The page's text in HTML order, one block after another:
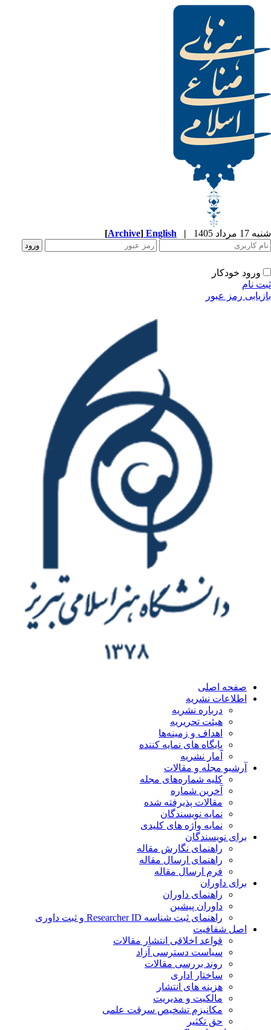
|
English
[ Archive
عبور
اصلی
نشریه
درباره نشریه
هیئت تحریریه
اهداف و زمینه‌ها
پایگاه های نمایه کننده
آمار نشریه
مجله و مقالات
کلیه شماره‌های مجله
آخرین شماره
مقالات پذیرفته شده
نمایه نویسندگان
نمایه واژه های کلیدی
نویسندگان
راهنمای نگارش مقاله
راهنمای ارسال مقاله
فرم ارسال مقاله
داوران
راهنمای داوران
داوران پیشین
راهنمای ثبت شناسه Researcher ID و ثبت داوری
شفافیت
قواعد اخلاقی انتشار مقالات
سیاست دسترسی آزاد
روند بررسی مقالات
ساختار اداری
هزینه های انتشار
مالکیت و مدیریت
ﻣﮑﺎﻧﯿﺰم ﺗﺸﺨﯿﺺ ﺳﺮﻗﺖ ﻋﻠﻤﯽ
حق تکثیر